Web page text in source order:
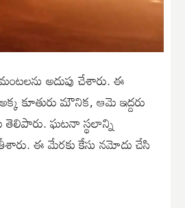
అదుపు చేశారు. ఈ
కూతురు మౌనిక, ఆమె ఇద్దరు
తెలిపారు. ఘటనా స్థలాన్ని
ఈ మేరకు కేసు నమోదు చేసి